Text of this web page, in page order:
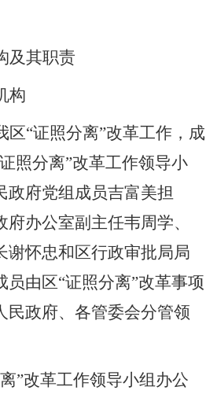
及其职责
构
区“证照分离”改革工作，成
证照分离”改革工作领导小
政府党组成员吉富美担
府办公室副主任韦周学、
谢怀忠和区行政审批局局
员由区“证照分离”改革事项
政府、 各管委会分管领
”改革工作领导小组办公